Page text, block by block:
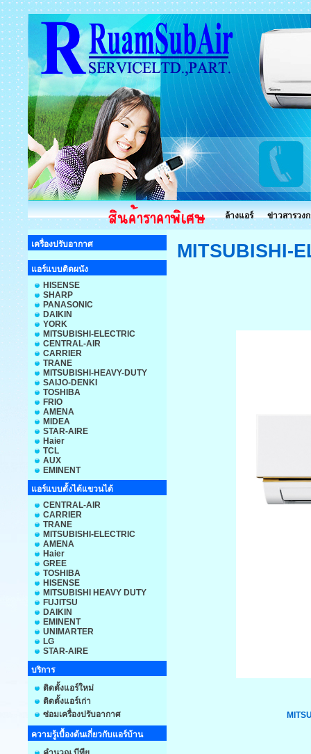
ล้างแอร์ ข่าวสารวง
เครื่องปรับอากาศ
แอร์แบบติดผนัง
HISENSE
SHARP
PANASONIC
DAIKIN
YORK
MITSUBISHI-ELECTRIC
CENTRAL-AIR
CARRIER
TRANE
MITSUBISHI-HEAVY-DUTY
SAIJO-DENKI
TOSHIBA
FRIO
AMENA
MIDEA
STAR-AIRE
Haier
TCL
AUX
EMINENT
แอร์แบบตั้งได้แขวนได้
CENTRAL-AIR
CARRIER
TRANE
MITSUBISHI-ELECTRIC
AMENA
Haier
GREE
TOSHIBA
HISENSE
MITSUBISHI HEAVY DUTY
FUJITSU
DAIKIN
EMINENT
UNIMARTER
LG
STAR-AIRE
บริการ
ติดตั้งแอร์ใหม่
ติดตั้งแอร์เก่า
ซ่อมเครื่องปรับอากาศ
ความรู้เบื้องต้นเกี่ยวกับแอร์บ้าน
MITSUBISHI-